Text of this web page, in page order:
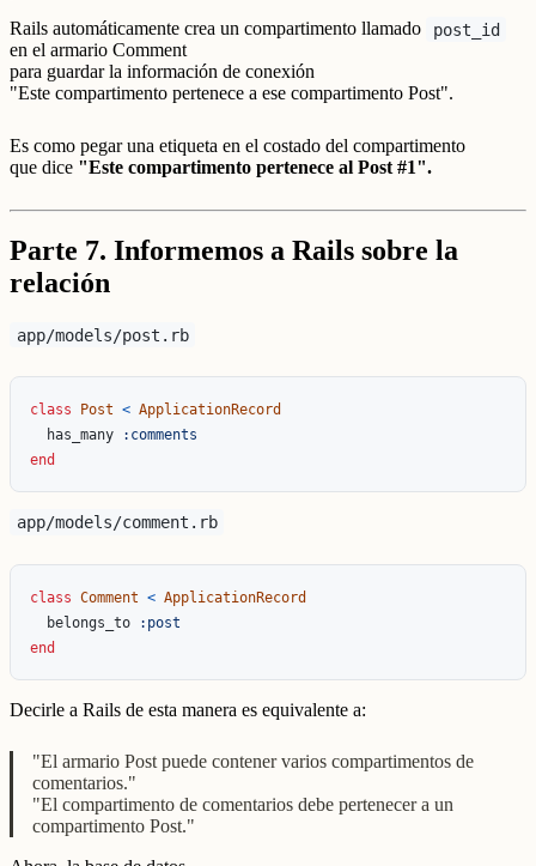
Rails automáticamente crea un compartimento llamado
post_id
en el armario Comment
para guardar la información de conexión
"Este compartimento pertenece a ese compartimento Post".
Es como pegar una etiqueta en el costado del compartimento
que dice "Este compartimento pertenece al Post #1".
Parte 7. Informemos a Rails sobre la
relación
app/models/post.rb
class Post < ApplicationRecord
has_many
:comments
end
app/models/comment.rb
class Comment < ApplicationRecord
belongs_to
:post
end
Decirle a Rails de esta manera es equivalente a:
"El armario Post puede contener varios compartimentos de
comentarios."
"El compartimento de comentarios debe pertenecer a un
compartimento Post."